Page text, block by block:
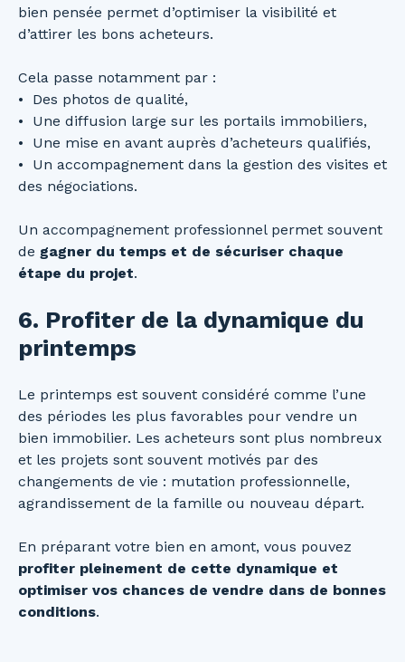
bien pensée permet d’optimiser la visibilité et
d’attirer les bons acheteurs.
Cela passe notamment par :
Des photos de qualité,
Une diffusion large sur les portails immobiliers,
Une mise en avant auprès d’acheteurs qualifiés,
Un accompagnement dans la gestion des visites et
des négociations.
Un accompagnement professionnel permet souvent
de gagner du temps et de sécuriser chaque
étape du projet.
6. Profiter de la dynamique du
printemps
Le printemps est souvent considéré comme l’une
des périodes les plus favorables pour vendre un
bien immobilier. Les acheteurs sont plus nombreux
et les projets sont souvent motivés par des
changements de vie : mutation professionnelle,
agrandissement de la famille ou nouveau départ.
En préparant votre bien en amont, vous pouvez
profiter pleinement de cette dynamique et
optimiser vos chances de vendre dans de bonnes
conditions.